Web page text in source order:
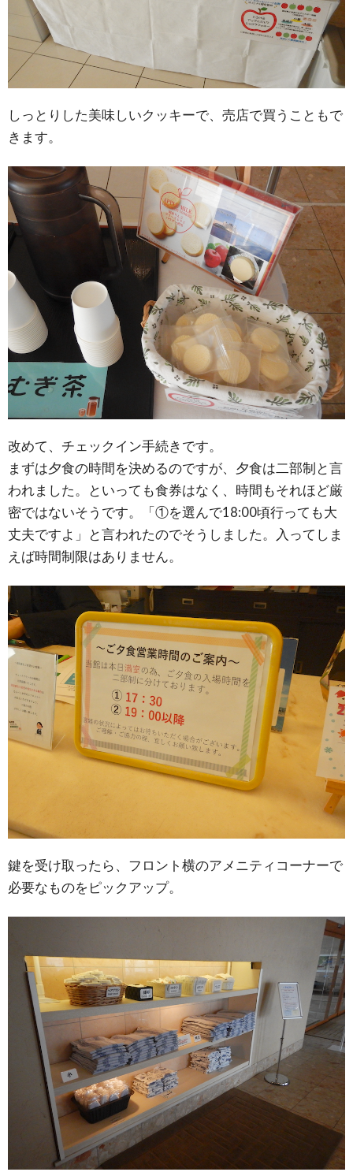
しっとりした美味しいクッキーで、売店で買うこともで
きます。
改めて、チェックイン手続きです。
まずは夕食の時間を決めるのですが、夕食は二部制と言
われました。といっても食券はなく、時間もそれほど厳
密ではないそうです。「①を選んで18:00頃行っても大
丈夫ですよ」と言われたのでそうしました。入ってしま
えば時間制限はありません。
鍵を受け取ったら、フロント横のアメニティコーナーで
必要なものをピックアップ。